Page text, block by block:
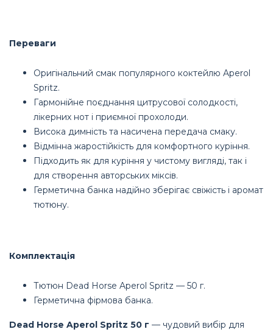
Переваги
Оригінальний смак популярного коктейлю Aperol
Spritz.
Гармонійне поєднання цитрусової солодкості,
лікерних нот і приємної прохолоди.
Висока димність та насичена передача смаку.
Відмінна жаростійкість для комфортного куріння.
Підходить як для куріння у чистому вигляді, так і
для створення авторських міксів.
Герметична банка надійно зберігає свіжість і аромат
тютюну.
Комплектація
Тютюн Dead Horse Aperol Spritz — 50 г.
Герметична фірмова банка.
Dead Horse Aperol Spritz 50 г — чудовий вибір для